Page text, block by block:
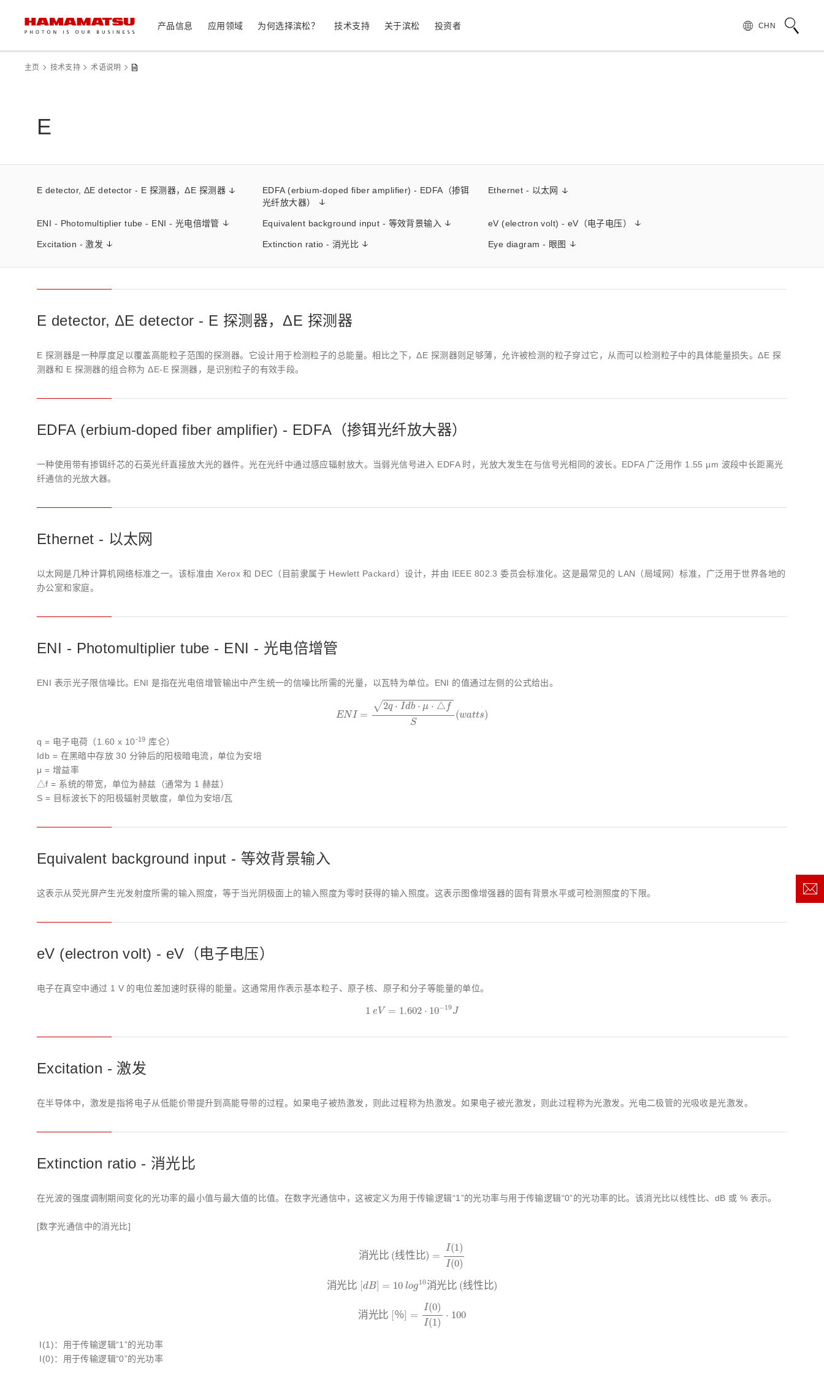
产品信息 应用领域 为何选择滨松？ 技术支持 关于滨松 投资者 CHN
产品信息
光学组件
光源
半导体制程支撑类产品
光学测量系统
图像传感器
UV 与火焰探测器 辐射和 X 射线传感器
应用领域
科学研究
技术支持
关于滨松
滨松中国 研发 全球组织 新闻与活动
投资者
致个人投资者 综合报告库 财务概要(合并年度报告) 财务信息
继续
主页 技术支持 术语说明
E
E detector, ΔE detector - E 探测器，ΔE 探测器
EDFA (erbium-doped fiber amplifier) - EDFA（掺铒
光纤放大器）
Ethernet - 以太网
ENI - Photomultiplier tube - ENI - 光电倍增管 Equivalent background input - 等效背景输入 eV (electron volt) - eV（电子电压）
Excitation - 激发 Extinction ratio - 消光比 Eye diagram - 眼图
E detector, ΔE detector - E 探测器，ΔE 探测器
E 探测器是一种厚度足以覆盖高能粒子范围的探测器。它设计用于检测粒子的总能量。相比之下，ΔE 探测器则足够薄，允许被检测的粒子穿过它，从而可以检测粒子中的具体能量损失。ΔE 探
测器和 E 探测器的组合称为 ΔE-E 探测器，是识别粒子的有效手段。
EDFA (erbium-doped fiber amplifier) - EDFA（掺铒光纤放大器）
一种使用带有掺铒纤芯的石英光纤直接放大光的器件。光在光纤中通过感应辐射放大。当弱光信号进入 EDFA 时，光放大发生在与信号光相同的波长。EDFA 广泛用作 1.55 µm 波段中长距离光
纤通信的光放大器。
Ethernet - 以太网
以太网是几种计算机网络标准之一。该标准由 Xerox 和 DEC（目前隶属于 Hewlett Packard）设计，并由 IEEE 802.3 委员会标准化。这是最常见的 LAN（局域网）标准，广泛用于世界各地的
办公室和家庭。
ENI - Photomultiplier tube - ENI - 光电倍增管
ENI 表示光子限信噪比。ENI 是指在光电倍增管输出中产生统一的信噪比所需的光量，以瓦特为单位。ENI 的值通过左侧的公式给出。
ENI =
√2q ⋅ Idb ⋅ μ ⋅ △ f
S
(watts)
2q⋅Idb⋅μ⋅△f S(wa
q = 电子电荷（1.60 x 10-19 库仑）
Idb = 在黑暗中存放 30 分钟后的阳极暗电流，单位为安培
μ = 增益率
△f = 系统的带宽，单位为赫兹（通常为 1 赫兹）
S = 目标波长下的阳极辐射灵敏度，单位为安培/瓦
Equivalent background input - 等效背景输入
这表示从荧光屏产生光发射度所需的输入照度，等于当光阴极面上的输入照度为零时获得的输入照度。这表示图像增强器的固有背景水平或可检测照度的下限。
eV (electron volt) - eV（电子电压）
电子在真空中通过 1 V 的电位差加速时获得的能量。这通常用作表示基本粒子、原子核、原子和分子等能量的单位。
1 eV = 1.602 ⋅ 10−19J
1 eV 1.602⋅ 10 − 19J
Excitation - 激发
在半导体中，激发是指将电子从低能价带提升到高能导带的过程。如果电子被热激发，则此过程称为热激发。如果电子被光激发，则此过程称为光激发。光电二极管的光吸收是光激发。
Extinction ratio - 消光比
在光波的强度调制期间变化的光功率的最小值与最大值的比值。在数字光通信中，这被定义为用于传输逻辑“1”的光功率与用于传输逻辑“0”的光功率的比。该消光比以线性比、dB 或 % 表示。
[数字光通信中的消光比]
消光 比 (线性 比) =
I(1)
I(0)
1)I(0
消光 比 [dB] = 10 log10消光 比 (线性 比)
消光 比 [ dB] og 10消光比 (线性 比)
消光比 [％] =
I(0)
I(1)
⋅ 100
0)I(1
I(1)：用于传输逻辑“1”的光功率
I(0)：用于传输逻辑“0”的光功率